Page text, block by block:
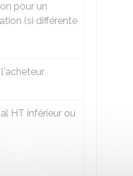
pour un
(si différente
HT inférieur ou